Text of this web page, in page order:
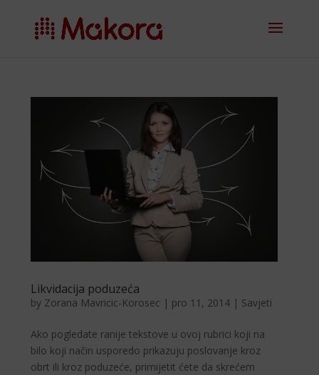
Likvidacija poduzeća
by Zorana Mavricic-Korosec | pro 11, 2014 | Savjeti
Ako pogledate ranije tekstove u ovoj rubrici koji na
bilo koji način usporedo pri­kazuju poslovanje kroz
obrt ili kroz poduzeće, primijetit ćete da skrećem